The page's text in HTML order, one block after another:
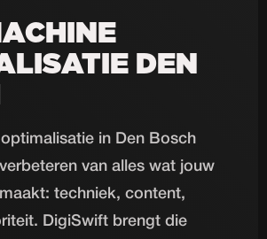
DEN
in Den Bosch
van alles wat jouw
techniek, content,
DigiSwift brengt die